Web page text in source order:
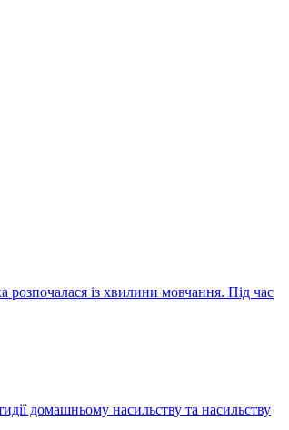
розпочалася із хвилини мовчання. Під час
домашньому насильству та насильству